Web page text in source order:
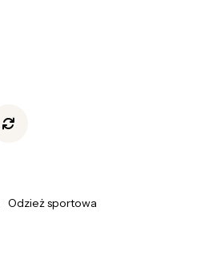
Odzież sportowa